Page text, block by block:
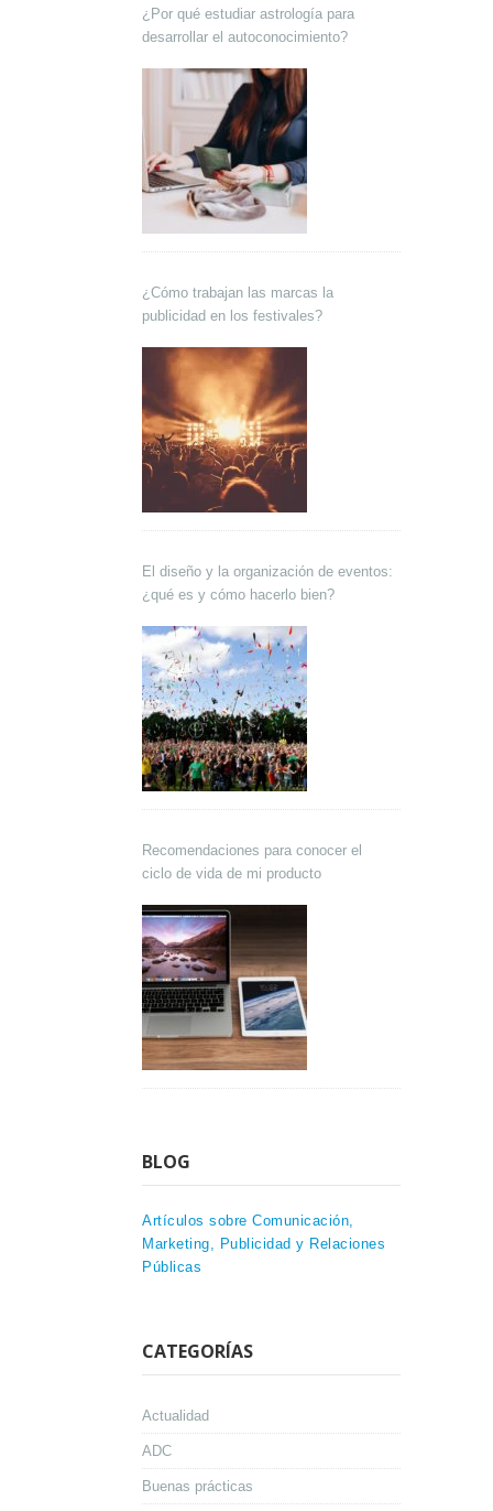
¿Por qué estudiar astrología para
desarrollar el autoconocimiento?
¿Cómo trabajan las marcas la
publicidad en los festivales?
El diseño y la organización de eventos:
¿qué es y cómo hacerlo bien?
Recomendaciones para conocer el
ciclo de vida de mi producto
BLOG
Artículos sobre Comunicación,
Marketing, Publicidad y Relaciones
Públicas
CATEGORÍAS
Actualidad
ADC
Buenas prácticas